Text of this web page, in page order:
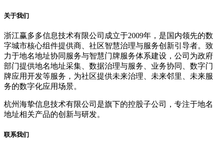
关于我们
浙江赢多多信息技术有限公司成立于2009年，是国内领先的数
字城市核心组件提供商、社区智慧治理与服务创新引导者。致
力于地名地址协同服务与智慧门牌服务体系建设，公司为政府
部门提供地名地址采集、数据治理与服务、业务协同、数字门
牌应用开发等服务，为社区提供未来治理、未来邻里、未来服
务的数字化应用场景。
杭州海挚信息技术有限公司是旗下的控股子公司，专注于地名
地址相关产品的创新与研发。
联系我们